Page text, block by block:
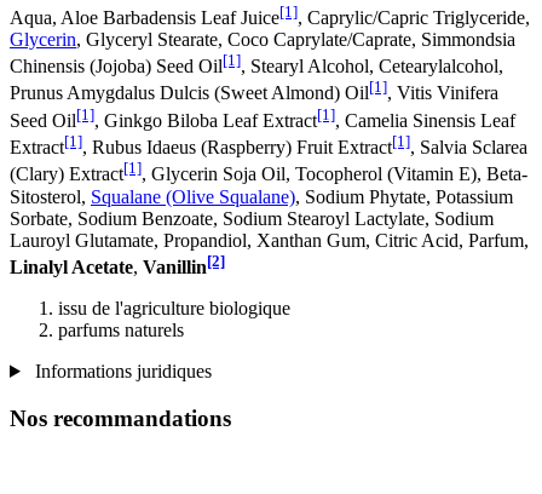
Aqua, Aloe Barbadensis Leaf Juice[1], Caprylic/Capric Triglyceride,
Glycerin, Glyceryl Stearate, Coco Caprylate/Caprate, Simmondsia
Chinensis (Jojoba) Seed Oil[1], Stearyl Alcohol, Cetearylalcohol,
Prunus Amygdalus Dulcis (Sweet Almond) Oil[1], Vitis Vinifera
Seed Oil[1], Ginkgo Biloba Leaf Extract[1], Camelia Sinensis Leaf
Extract[1], Rubus Idaeus (Raspberry) Fruit Extract[1], Salvia Sclarea
(Clary) Extract[1], Glycerin Soja Oil, Tocopherol (Vitamin E), Beta-
Sitosterol, Squalane (Olive Squalane), Sodium Phytate, Potassium
Sorbate, Sodium Benzoate, Sodium Stearoyl Lactylate, Sodium
Lauroyl Glutamate, Propandiol, Xanthan Gum, Citric Acid, Parfum,
Linalyl Acetate, Vanillin[2]
issu de l'agriculture biologique
parfums naturels
Informations juridiques
Nos recommandations